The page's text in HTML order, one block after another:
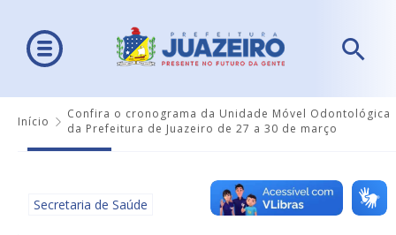
Início
Confira o cronograma da Unidade Móvel Odontológica
da Prefeitura de Juazeiro de 27 a 30 de março
Secretaria de Saúde